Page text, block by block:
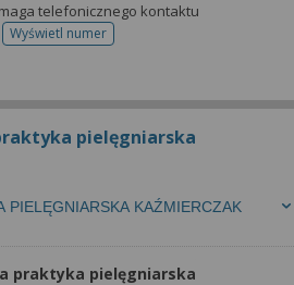
telefonicznego kontaktu
Wyświetl numertelefonu do rejestracji
pielęgniarska
PIELĘGNIARSKA KAŹMIERCZAK
praktyka pielęgniarska